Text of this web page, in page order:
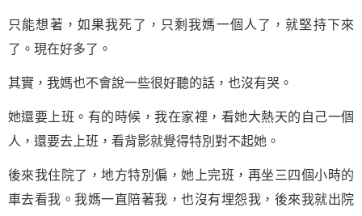
只能想著，如果我死了，只剩我媽一個人了，就堅持下來
了。現在好多了。
其實，我媽也不會說一些很好聽的話，也沒有哭。
她還要上班。有的時候，我在家裡，看她大熱天的自己一個
人，還要去上班，看背影就覺得特別對不起她。
後來我住院了，地方特別偏，她上完班，再坐三四個小時的
車去看我。我媽一直陪著我，也沒有埋怨我，後來我就出院